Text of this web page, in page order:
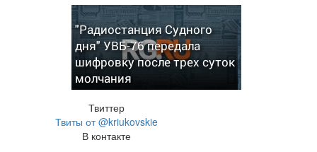
"Радиостанция Судного
дня" УВБ-76 передала
шифровку после трех суток
молчания
Твиттер
Твиты от @kriukovskie
В контакте